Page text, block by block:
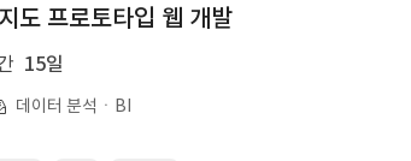
도 프로토타입 웹 개발
15일
데이터 분석ㆍBI